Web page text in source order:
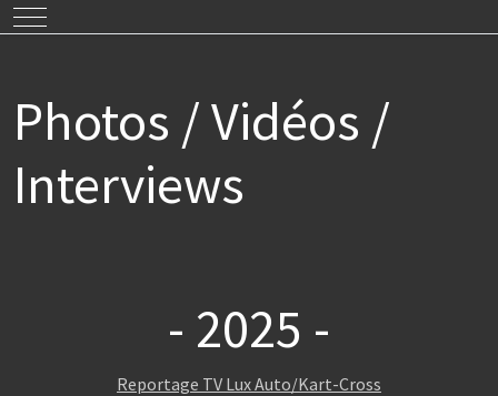
Mobile Menu Toggle
Photos / Vidéos /
Interviews
- 2025 -
Reportage TV Lux Auto/Kart-Cross